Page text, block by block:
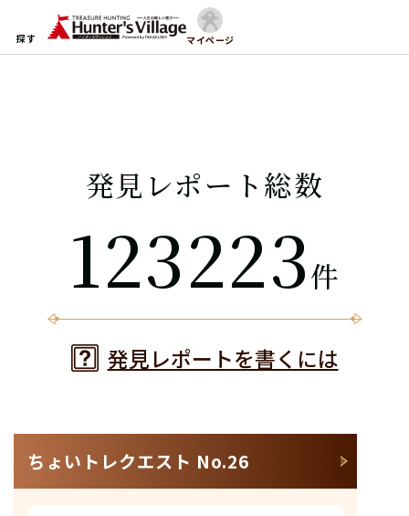
探す マイページ
発見レポート総数
123223件
発見レポートを書くには
ちょいトレクエスト No.26